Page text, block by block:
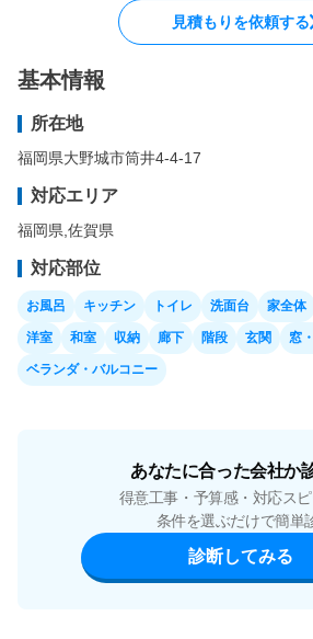
見積もりを依頼する
基本情報
所在地
福岡県大野城市筒井4-4-17
対応エリア
福岡県 佐賀県
対応部位
お風呂 キッチン トイレ 洗面台 家全体
洋室 和室 収納 廊下 階段 玄関 窓
ベランダ・バルコニー
あなたに合った会社か
得意工事・予算感・対応ス
条件を選ぶだけで簡単
診断してみる